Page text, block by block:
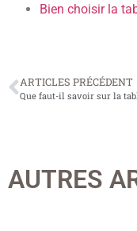
Bien choisir la
ARTICLES PRÉCÉDENT
AUTRES